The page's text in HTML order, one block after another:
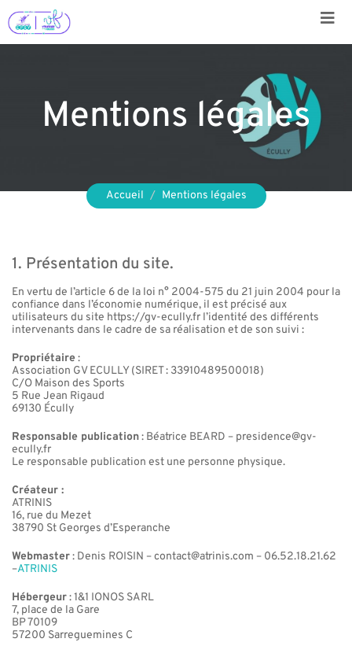
au
contenu
Mentions légales
Accueil Mentions légales
1. Présentation du site.
En vertu de l’article 6 de la loi n° 2004-575 du 21 juin 2004 pour la
confiance dans l’économie numérique, il est précisé aux
utilisateurs du site https://gv-ecully.fr l’identité des différents
intervenants dans le cadre de sa réalisation et de son suivi :
Propriétaire :
Association GV ECULLY (SIRET : 33910489500018)
C/O Maison des Sports
5 Rue Jean Rigaud
69130 Écully
Responsable publication: Béatrice BEARD – presidence@gv-
ecully.fr
Le responsable publication est une personne physique.
Créateur :
ATRINIS
16, rue du Mezet
38790 St Georges d’Esperanche
Webmaster: Denis ROISIN – contact@atrinis.com – 06.52.18.21.62
–ATRINIS
Hébergeur: 1&1 IONOS SARL
7, place de la Gare
BP 70109
57200 Sarreguemines C